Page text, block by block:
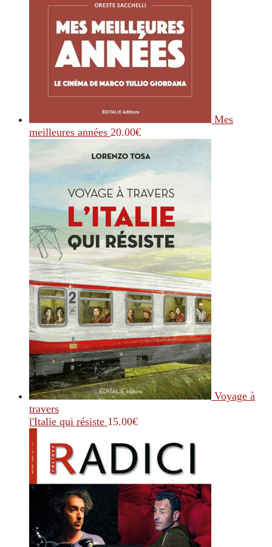
Mes
meilleures années 20.00€
Voyage à
travers
l'Italie qui résiste 15.00€